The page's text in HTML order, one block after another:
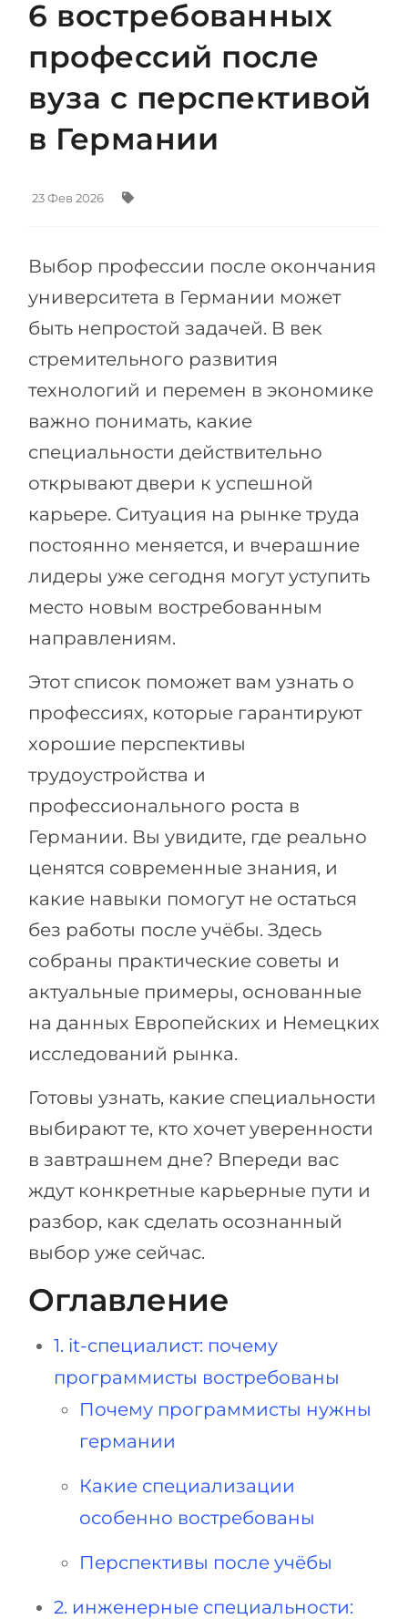
Языковая виза
ШТУДИЕНКОЛЛЕГ
Курсы штудиенколлег
Freshman / Foundation
Математика
Портфолио
Города
ПРОФЕССИИ
Профессии
Специальности
Примеры вакансий
КАРЬЕРНОЕ ОРИЕНТИРОВАНИЕ
Тест Голланда
Тест Карта Интересов
Тест RIASEC
Успехна
100%
Наши студенты успешно поступают
Штудиенколлег
Бакалавриат
Магистратура
Второе Высшее
ПОСТУПАЕМ ПОСЛЕ...
Школы 12 классов (NIS)
IB-Diploma
1 курса
Бакалавриата
Медицина
Инженерия
Физика
Менеджмент
Другая специальность
ПОСТУПАЕМ ИЗ...
Россия
Украина
Казахстан
Азербайджан
Армения
Беларусь
Другая страна
ЗАПИСАТЬСЯ НА КОНСУЛЬТАЦИЮ
6 востребованных
профессий после
вуза с перспективой
в Германии
23 Фев 2026
Выбор профессии после окончания
университета в Германии может
быть непростой задачей. В век
стремительного развития
технологий и перемен в экономике
важно понимать, какие
специальности действительно
открывают двери к успешной
карьере. Ситуация на рынке труда
постоянно меняется, и вчерашние
лидеры уже сегодня могут уступить
место новым востребованным
направлениям.
Этот список поможет вам узнать о
профессиях, которые гарантируют
хорошие перспективы
трудоустройства и
профессионального роста в
Германии. Вы увидите, где реально
ценятся современные знания, и
какие навыки помогут не остаться
без работы после учёбы. Здесь
собраны практические советы и
актуальные примеры, основанные
на данных Европейских и Немецких
исследований рынка.
Готовы узнать, какие специальности
выбирают те, кто хочет уверенности
в завтрашнем дне? Впереди вас
ждут конкретные карьерные пути и
разбор, как сделать осознанный
выбор уже сейчас.
Оглавление
1. it-специалист: почему
программисты востребованы
Почему программисты нужны
германии
Какие специализации
особенно востребованы
Перспективы после учёбы
2. инженерные специальности: